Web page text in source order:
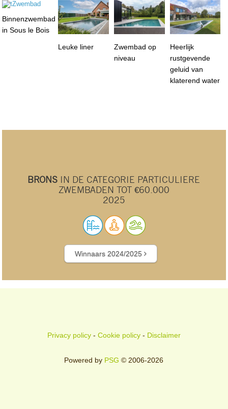
Binnenzwembad
in Sous le Bois
Leuke liner
Zwembad op
niveau
Heerlijk
rustgevende
geluid van
klaterend water
BRONS IN DE CATEGORIE PARTICULIERE
ZWEMBADEN TOT €60.000
2025
Winnaars 2024/2025
Privacy policy- Cookie policy- Disclaimer
Powered by PSG © 2006-2026